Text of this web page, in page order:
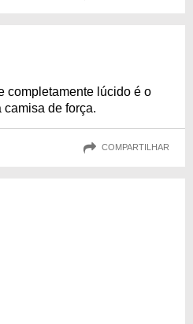
completamente lúcido é o
camisa de força.
COMPARTILHAR